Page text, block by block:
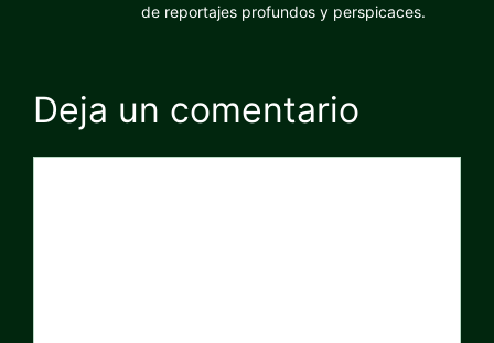
de reportajes profundos y perspicaces.
Deja un comentario